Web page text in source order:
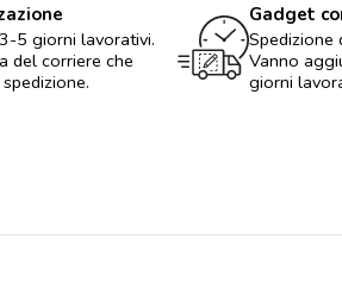
5 giorni lavorativi.
del corriere che
Gadget
Spedizione
Vanno
giorni